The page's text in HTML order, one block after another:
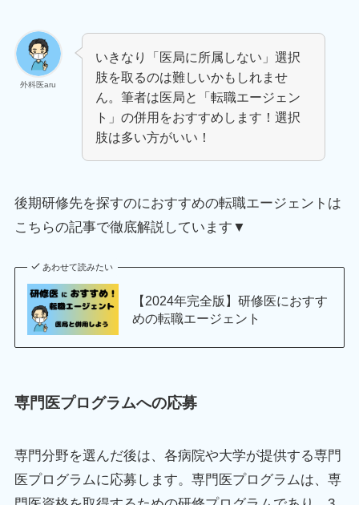
外科医aru
いきなり「医局に所属しない」選択
肢を取るのは難しいかもしれませ
ん。筆者は医局と「転職エージェン
ト」の併用をおすすめします！選択
肢は多い方がいい！
後期研修先を探すのにおすすめの転職エージェントは
こちらの記事で徹底解説しています▼
あわせて読みたい
【2024年完全版】研修医におすす
めの転職エージェント
専門医プログラムへの応募
専門分野を選んだ後は、各病院や大学が提供する専門
医プログラムに応募します。専門医プログラムは、専